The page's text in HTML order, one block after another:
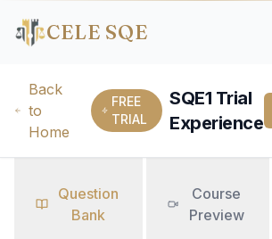
CELE SQE
Back
to
Home
FREE
TRIAL
SQE1 Trial
Experience
Question
Bank
Course
Preview